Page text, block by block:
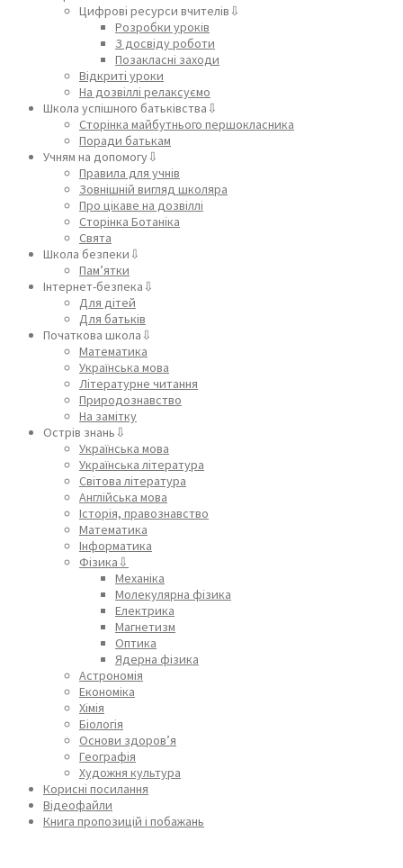
Цифрові ресурси вчителів⇩
Розробки уроків
З досвіду роботи
Позакласні заходи
Відкриті уроки
На дозвіллі релаксуємо
Школа успішного батьківства⇩
Сторінка майбутнього першокласника
Поради батькам
Учням на допомогу⇩
Правила для учнів
Зовнішній вигляд школяра
Про цікаве на дозвіллі
Сторінка Ботаніка
Свята
Школа безпеки⇩
Пам’ятки
Інтернет-безпека⇩
Для дітей
Для батьків
Початкова школа⇩
Математика
Українська мова
Літературне читання
Природознавство
На замітку
Острів знань⇩
Українська мова
Українська література
Світова література
Англійська мова
Історія, правознавство
Математика
Інформатика
Фізика⇩
Механіка
Молекулярна фізика
Електрика
Магнетизм
Оптика
Ядерна фізика
Астрономія
Економіка
Хімія
Біологія
Основи здоров’я
Географія
Художня культура
Корисні посилання
Відеофайли
Книга пропозицій і побажань